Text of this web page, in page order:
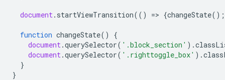
document . startViewTransition(() => {changeState
function changeState()
{
document .querySelector( '.block_section' ).
document .querySelector( '.righttoggle_box' ).
}
}